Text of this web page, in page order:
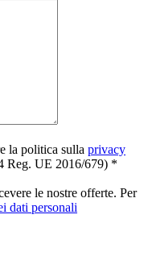
la politica sulla privacy
Reg. UE 2016/679) *
le nostre offerte. Per
dati personali